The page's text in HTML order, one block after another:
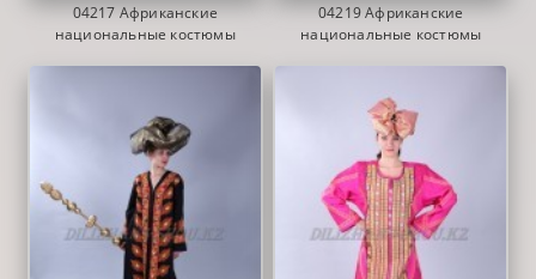
04217 Африканские
национальные костюмы
04219 Африканские
национальные костюмы